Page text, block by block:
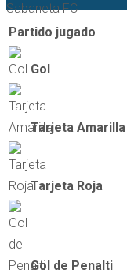
Sabaneta FC
Partido jugado
Gol
Tarjeta Amarilla
Tarjeta Roja
Gol de Penalti